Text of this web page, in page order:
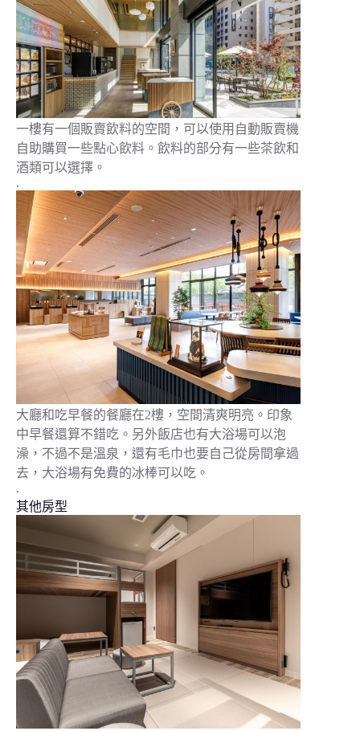
一樓有一個販賣飲料的空間，可以使用自動販賣機
自助購買一些點心飲料。飲料的部分有一些茶飲和
酒類可以選擇。
.
大廳和吃早餐的餐廳在2樓，空間清爽明亮。印象
中早餐還算不錯吃。另外飯店也有大浴場可以泡
澡，不過不是溫泉，還有毛巾也要自己從房間拿過
去，大浴場有免費的冰棒可以吃。
.
其他房型